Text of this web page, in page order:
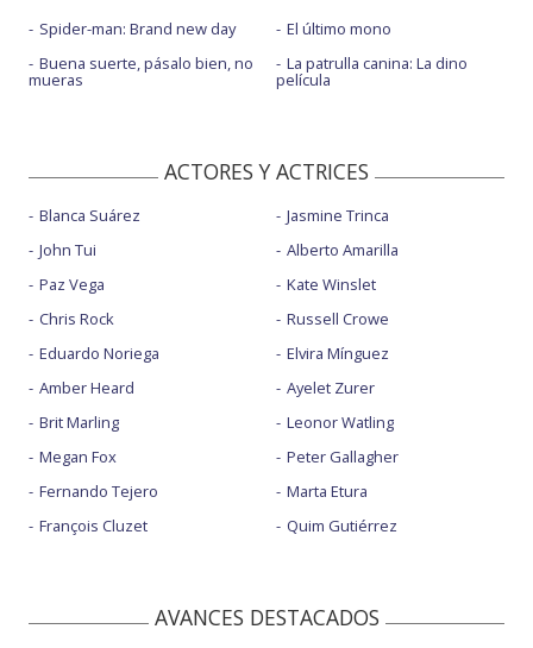
Spider-man: Brand new day
Buena suerte, pásalo bien, no
mueras
El último mono
La patrulla canina: La dino
película
ACTORES Y ACTRICES
Blanca Suárez
John Tui
Paz Vega
Chris Rock
Eduardo Noriega
Amber Heard
Brit Marling
Megan Fox
Fernando Tejero
François Cluzet
Jasmine Trinca
Alberto Amarilla
Kate Winslet
Russell Crowe
Elvira Mínguez
Ayelet Zurer
Leonor Watling
Peter Gallagher
Marta Etura
Quim Gutiérrez
AVANCES DESTACADOS